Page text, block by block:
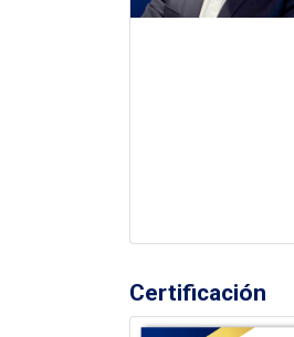
Certificación